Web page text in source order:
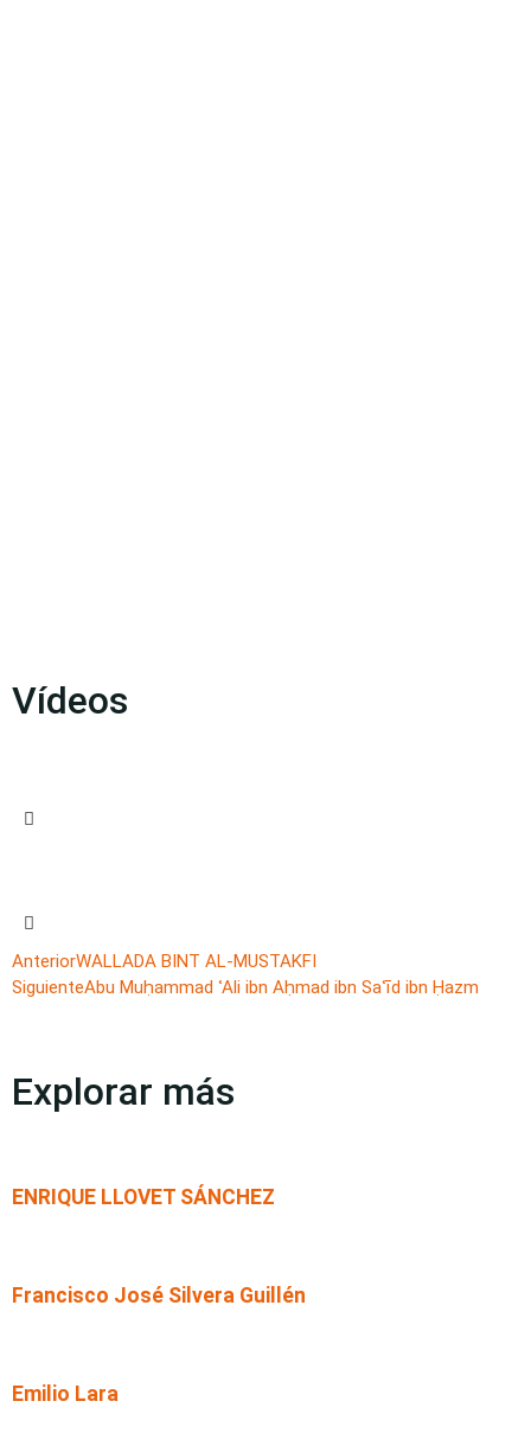
Vídeos
AnteriorWALLADA BINT AL-MUSTAKFI
SiguienteAbu Muḥammad ʿAli ibn Aḥmad ibn Saʿīd ibn Ḥazm
Explorar más
ENRIQUE LLOVET SÁNCHEZ
Francisco José Silvera Guillén
Emilio Lara